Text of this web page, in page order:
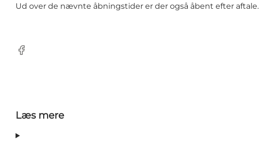
Ud over de nævnte åbningstider er der også åbent efter aftale.
Facebook
Læs mere